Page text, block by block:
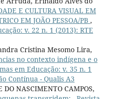
E CULTURA VISUAL EM
EM JOÃO PESSOA/PB ,
v. 22 n. 1 (2013): RTE
Cristina Mesomo Lira,
no contexto indígena e o
em Educação: v. 35 n. 1
Contínua - Qualis A3
DO NASCIMENTO CAMPOS,